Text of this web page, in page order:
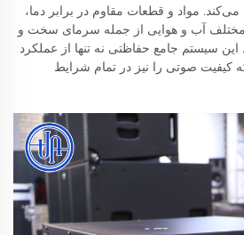
مواد و قطعات مقاوم در برابر دما،
مختلف آب و هوایی از جمله سرمای سخت و
سیستم جامع حفاظتی نه تنها از عملکرد
کیفیت صوتی را نیز در تمام شرایط